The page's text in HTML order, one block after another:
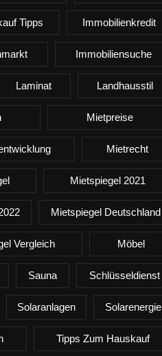
Tipps Immobilienkredit
Immobiliensuche
Laminat Landhausstil
Mietpreise
Mietrecht
Mietspiegel 2021
Mietspiegel Deutschland
Vergleich Möbel
Sauna Schlüsseldienst
Solaranlagen Solarenergie
Tipps Zum Hauskauf